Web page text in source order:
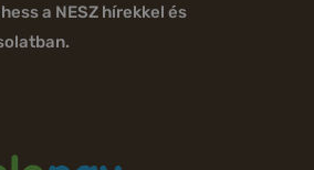
a NESZ hírekkel és